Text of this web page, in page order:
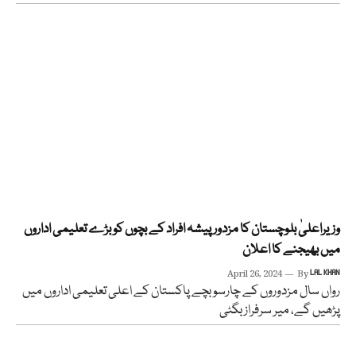
وزیراعلیٰ بلوچستان کا مزدور پیشہ افراد کے بچوں کو بڑے تعلیمی اداروں
میں بھیجنے کا اعلان
April 26, 2024 ByLAL KHAN
رواں سال مزدوروں کے چارسو بچے پاکستان کے اعلی تعلیمی اداروں میں
پڑھیں گے، میر سرفراز بگٹی